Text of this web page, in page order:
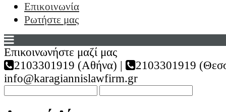
Επικοινωνία
Ρωτήστε μας
Επικοινωνήστε μαζί μας
2103301919 (Αθήνα) |
2103301919
info@karagiannislawfirm.gr